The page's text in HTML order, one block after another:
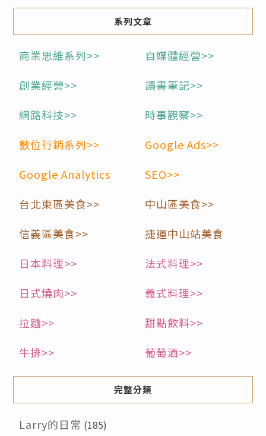
系列文章
商業思維系列>>
自媒體經營>>
創業經營>>
讀書筆記>>
網路科技>>
時事觀察>>
數位行銷系列>>
Google Ads>>
Google Analytics
SEO>>
台北東區美食>>
中山區美食>>
信義區美食>>
捷運中山站美食
日本料理>>
法式料理>>
日式燒肉>>
義式料理>>
拉麵>>
甜點飲料>>
牛排>>
葡萄酒>>
完整分類
Larry的日常 (185)